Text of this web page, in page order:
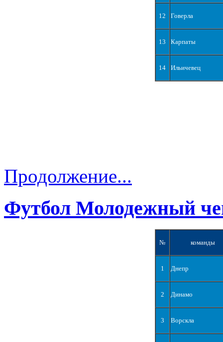
12 Говерла
13 Карпаты
14 Ильичевец
Продолжение...
Футбол Молодежный
№ команды
1 Днепр
2 Динамо
3 Ворскла